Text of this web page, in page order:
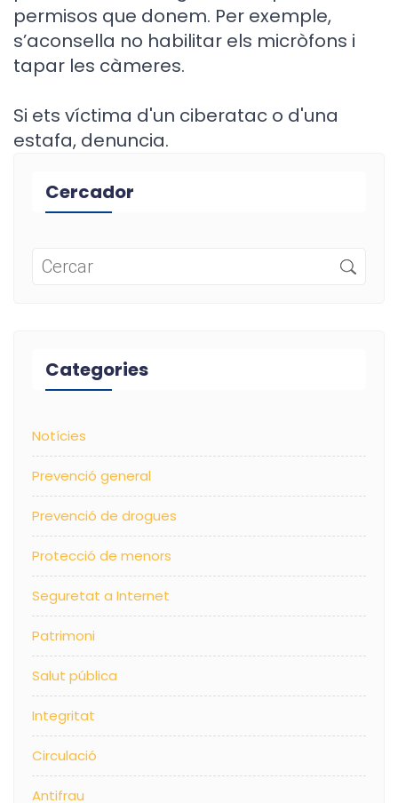
permisos que donem. Per exemple,
s’aconsella no habilitar els micròfons i
tapar les càmeres.
Si ets víctima d'un ciberatac o d'una
estafa, denuncia.
Cercador
Categories
Notícies
Prevenció general
Prevenció de drogues
Protecció de menors
Seguretat a Internet
Patrimoni
Salut pública
Integritat
Circulació
Antifrau